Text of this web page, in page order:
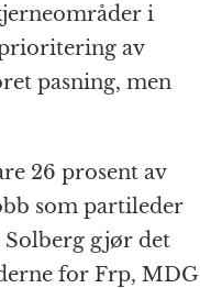
i
av
pasning, men
26 prosent av
som partileder
Solberg gjør det
for Frp, MDG